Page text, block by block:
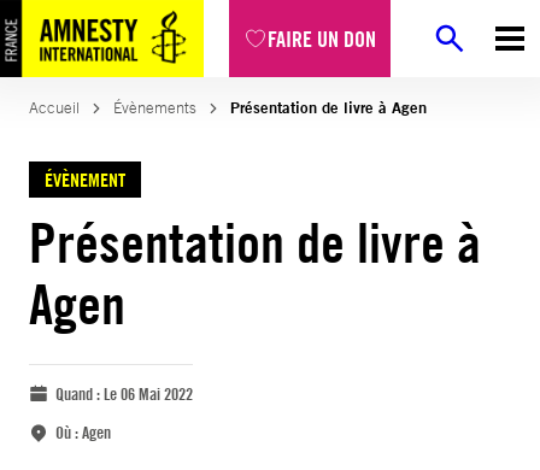
FAIRE UN DON
Accueil Évènements Présentation de livre à Agen
ÉVÈNEMENT
Présentation de livre à
Agen
Quand :Le 06 Mai 2022
Où :Agen